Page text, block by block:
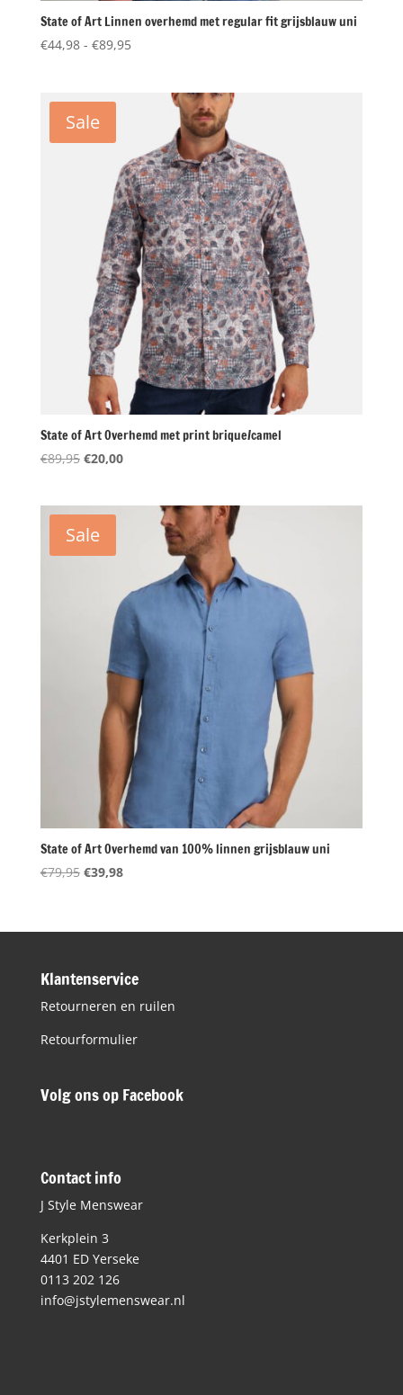
State of Art Linnen overhemd met regular fit grijsblauw uni
€44,98 - €89,95Prijsklasse:
Sale
State of Art Overhemd met print brique/camel
€89,95 Oorspronkelijke
€89,95.
€20,00Huidige
€20,00.
Sale
State of Art Overhemd van 100% linnen grijsblauw uni
€79,95 Oorspronkelijke
€79,95.
€39,98Huidige
€39,98.
Klantenservice
Retourneren en ruilen
Retourformulier
Volg ons op Facebook
Contact info
J Style Menswear
Kerkplein 3
4401 ED Yerseke
0113 202 126
info@jstylemenswear.nl